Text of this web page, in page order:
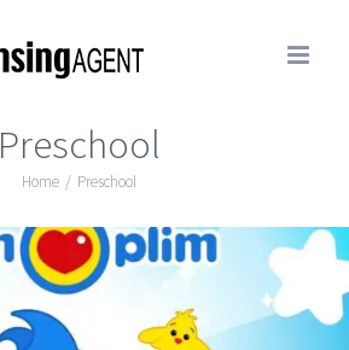
Preschool
Home / Preschool